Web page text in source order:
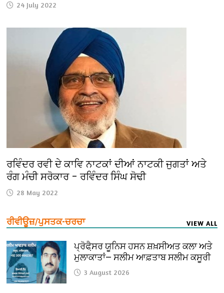
24 July 2022
ਰਵਿੰਦਰ ਰਵੀ ਦੇ ਕਾਵਿ ਨਾਟਕਾਂ ਦੀਆਂ ਨਾਟਕੀ ਜੁਗਤਾਂ ਅਤੇ
ਰੰਗ ਮੰਚੀ ਸਰੋਕਾਰ – ਰਵਿੰਦਰ ਸਿੰਘ ਸੋਢੀ
28 May 2022
ਰੀਵੀਊਜ਼/ਪੁਸਤਕ-ਚਰਚਾ VIEW ALL
ਪ੍ਰੋਫੈ਼ਸਰ ਯੂਨਿਸ ਹਸਨ ਸ਼ਖ਼ਸੀਅਤ ਕਲਾ ਅਤੇ
ਮੁਲਾਕਾਤਾਂ— ਸਲੀਮ ਆਫ਼ਤਾਬ ਸਲੀਮ ਕਸੂਰੀ
3 August 2026